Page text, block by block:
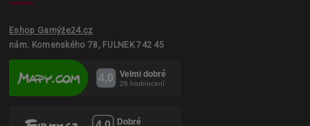
Eshop Garnýže24.cz
nám. Komenského 78, FULNEK 742 45